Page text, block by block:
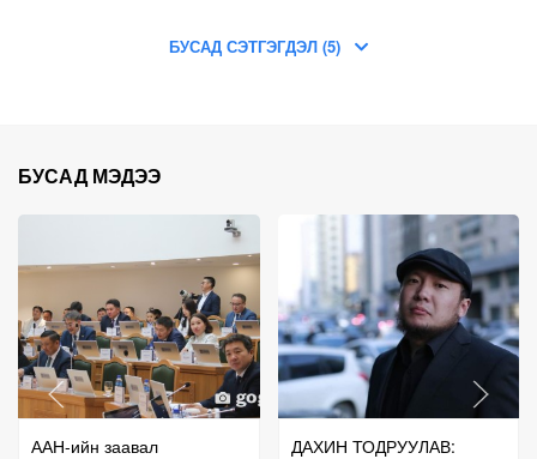
БУСАД СЭТГЭГДЭЛ (5)
БУСАД МЭДЭЭ
ААН-ийн заавал
ДАХИН ТОДРУУЛАВ: